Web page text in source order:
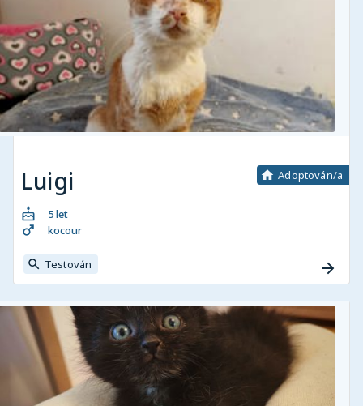
Adoptován/a
Luigi
5 let
kocour
Testován